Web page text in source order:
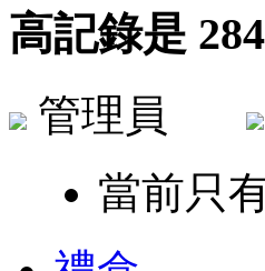
高記錄是
管理員
當前只